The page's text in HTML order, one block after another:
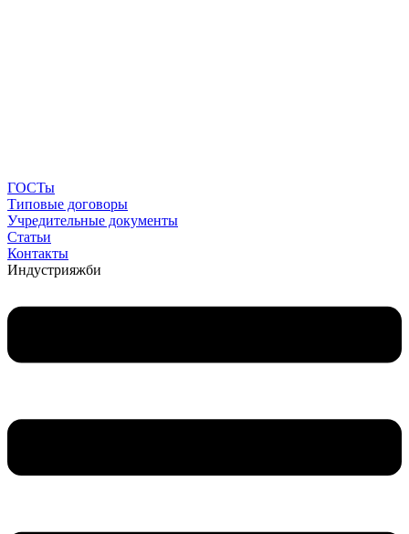
ГОСТы
Типовые договоры
Учредительные документы
Статьи
Контакты
Индустрияжби